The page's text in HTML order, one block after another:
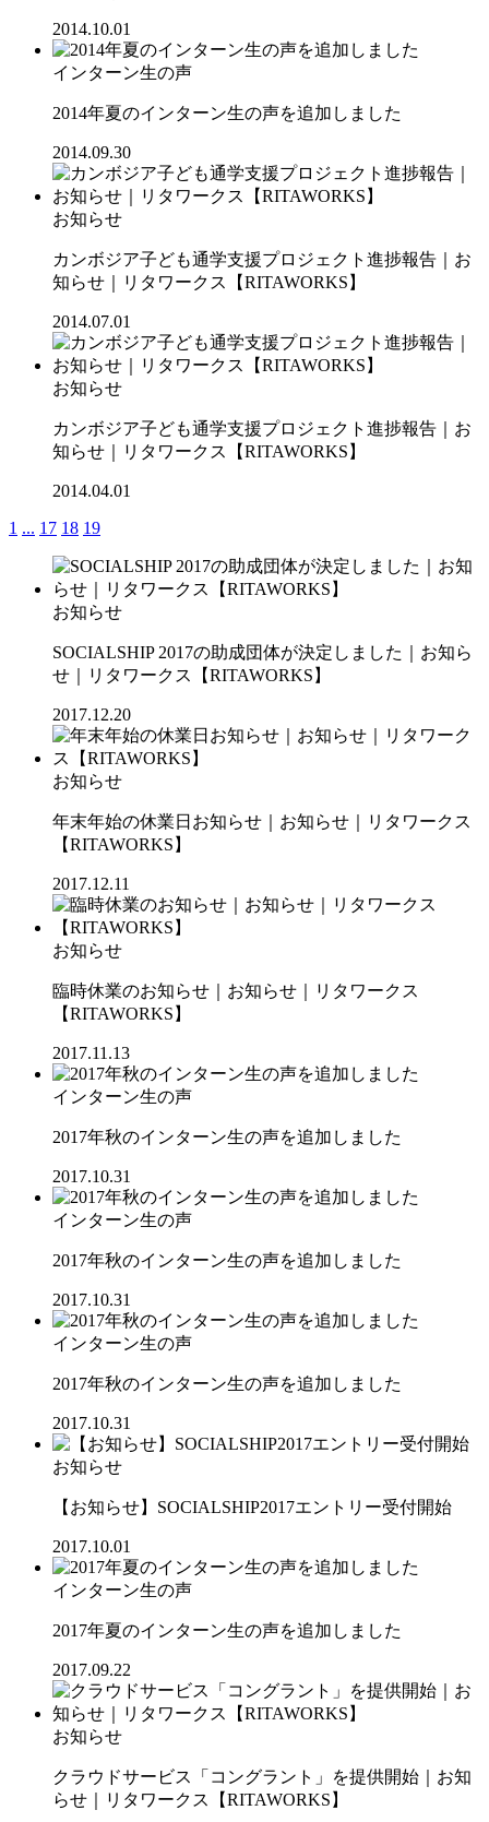
2014.10.01
インターン生の声
2014年夏のインターン生の声を追加しました
2014.09.30
お知らせ
カンボジア子ども通学支援プロジェクト進捗報告｜お
知らせ｜リタワークス【RITAWORKS】
2014.07.01
お知らせ
カンボジア子ども通学支援プロジェクト進捗報告｜お
知らせ｜リタワークス【RITAWORKS】
2014.04.01
1 ... 17 18 19
お知らせ
SOCIALSHIP 2017の助成団体が決定しました｜お知ら
せ｜リタワークス【RITAWORKS】
2017.12.20
お知らせ
年末年始の休業日お知らせ｜お知らせ｜リタワークス
【RITAWORKS】
2017.12.11
お知らせ
臨時休業のお知らせ｜お知らせ｜リタワークス
【RITAWORKS】
2017.11.13
インターン生の声
2017年秋のインターン生の声を追加しました
2017.10.31
インターン生の声
2017年秋のインターン生の声を追加しました
2017.10.31
インターン生の声
2017年秋のインターン生の声を追加しました
2017.10.31
お知らせ
【お知らせ】SOCIALSHIP2017エントリー受付開始
2017.10.01
インターン生の声
2017年夏のインターン生の声を追加しました
2017.09.22
お知らせ
クラウドサービス「コングラント」を提供開始｜お知
らせ｜リタワークス【RITAWORKS】